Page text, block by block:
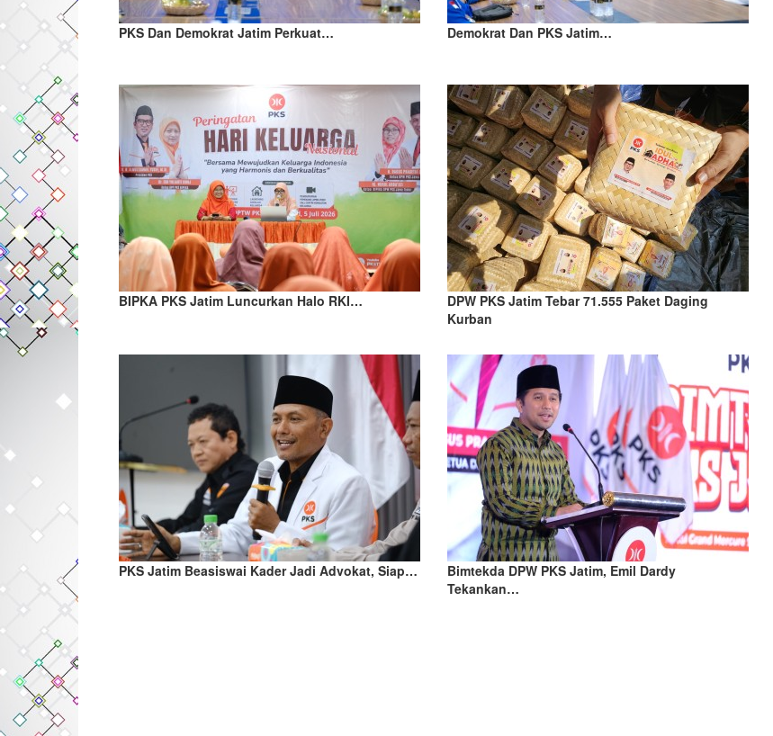
PKS Dan Demokrat Jatim Perkuat… Demokrat Dan PKS Jatim…
BIPKA PKS Jatim Luncurkan Halo RKI…
DPW PKS Jatim Tebar 71.555 Paket Daging
Kurban
PKS Jatim Beasiswai Kader Jadi Advokat, Siap…
Bimtekda DPW PKS Jatim, Emil Dardy
Tekankan…